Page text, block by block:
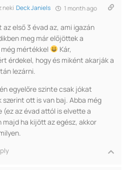
neki Deck Janiels 1 month ago
első 3 évad az, ami igazán
meg már előjöttek a
mértékkel
Kár,
érdekel, hogy és miként akarják a
lezárni.
egyelőre szinte csak jókat
szerint ott is van baj. Abba még
(ez az évad attól is elvette a
majd ha kijött az egész, akkor